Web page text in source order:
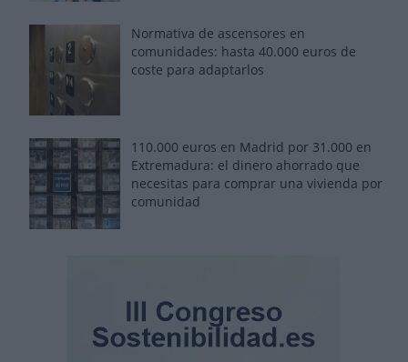
Normativa de ascensores en
comunidades: hasta 40.000 euros de
coste para adaptarlos
110.000 euros en Madrid por 31.000 en
Extremadura: el dinero ahorrado que
necesitas para comprar una vivienda por
comunidad